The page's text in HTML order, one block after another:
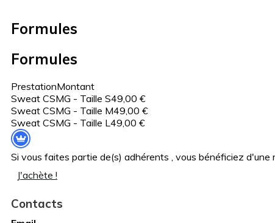
Formules
Formules
PrestationMontant
Sweat CSMG - Taille S49,00 €
Sweat CSMG - Taille M49,00 €
Sweat CSMG - Taille L 49,00 €
Si vous faites partie de(s) adhérents , vous bénéficiez d'une
J'achète !
Contacts